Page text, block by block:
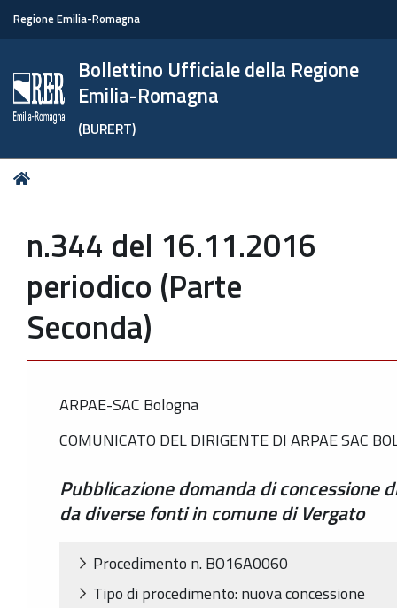
Regione Emilia-Romagna
Bollettino Ufficiale della Regione
Emilia-Romagna
(BURERT)
Tu
n.344 del 16.11.2016
periodico (Parte
Seconda)
ARPAE-SAC Bologna
COMUNICATO DEL DIRIGENTE DI ARPAE SAC
Pubblicazione domanda di concessione
da diverse fonti in comune di Vergato
Procedimento n. BO16A0060
Tipo di procedimento: nuova concessione